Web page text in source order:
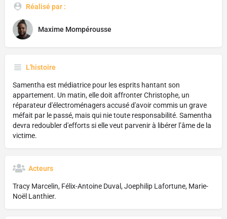
Réalisé par :
Maxime Mompérousse
L'histoire
Samentha est médiatrice pour les esprits hantant son
appartement. Un matin, elle doit affronter Christophe, un
réparateur d'électroménagers accusé d'avoir commis un grave
méfait par le passé, mais qui nie toute responsabilité. Samentha
devra redoubler d'efforts si elle veut parvenir à libérer l’âme de la
victime.
Acteurs
Tracy Marcelin, Félix-Antoine Duval, Joephilip Lafortune, Marie-
Noël Lanthier.